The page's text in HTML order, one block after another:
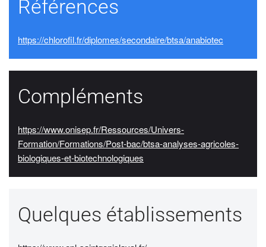
Références
https://chlorofil.fr/diplomes/secondaire/btsa/anabiotec
Compléments
https://www.onisep.fr/Ressources/Univers-
Formation/Formations/Post-bac/btsa-analyses-agricoles-
biologiques-et-biotechnologiques
Quelques établissements